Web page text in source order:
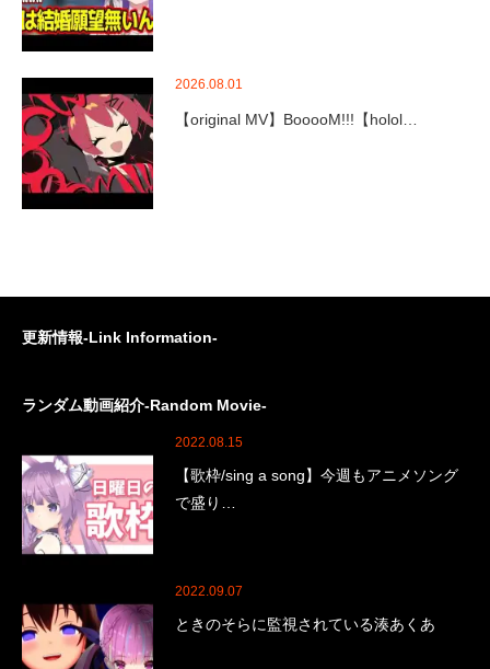
2026.08.01
【original MV】BooooM!!!【holol…
更新情報-Link Information-
ランダム動画紹介-Random Movie-
2022.08.15
【歌枠/sing a song】今週もアニメソング
で盛り…
2022.09.07
ときのそらに監視されている湊あくあ